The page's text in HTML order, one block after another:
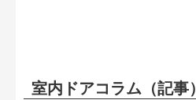
室内ドアコラム（記事）